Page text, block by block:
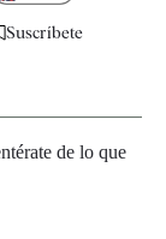
Suscríbete
de lo que